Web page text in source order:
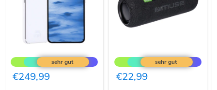
Galaxy
S22
5G
Dual-
€249,99
M-
780BT
Lautsprecher
Bluetooth
€22,99